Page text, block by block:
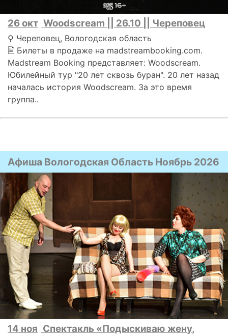
26 окт Woodscream || 26.10 || Череповец
⚲ Череповец, Вологодская область
🗎 Билеты в продаже на madstreambooking.com.
Madstream Booking представляет: Woodscream.
Юбилейный тур "20 лет сквозь буран". 20 лет назад
началась история Woodscream. За это время
группа..
Афиша Вологодская Область Ноябрь 2026
14 ноя Спектакль «Подыскиваю жену,